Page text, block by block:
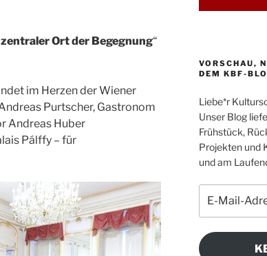
Ort der Begegnung“
im Herzen der Wiener
Purtscher, Gastronom
Andreas Huber
Pálffy – für
VORSCHAU,
DEM KBF-
Liebe*r
Unser Blog
Frühstück,
Projekten und
und am
Mail-
Adresse